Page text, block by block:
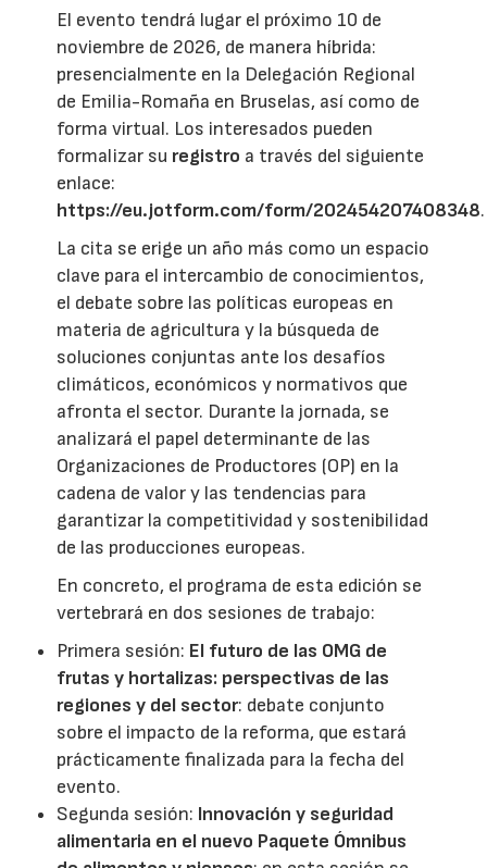
El evento tendrá lugar el próximo 10 de
noviembre de 2026, de manera híbrida:
presencialmente en la Delegación Regional
de Emilia-Romaña en Bruselas, así como de
forma virtual. Los interesados pueden
formalizar su registro a través del siguiente
enlace:
https://eu.jotform.com/form/202454207408348.
La cita se erige un año más como un espacio
clave para el intercambio de conocimientos,
el debate sobre las políticas europeas en
materia de agricultura y la búsqueda de
soluciones conjuntas ante los desafíos
climáticos, económicos y normativos que
afronta el sector. Durante la jornada, se
analizará el papel determinante de las
Organizaciones de Productores (OP) en la
cadena de valor y las tendencias para
garantizar la competitividad y sostenibilidad
de las producciones europeas.
En concreto, el programa de esta edición se
vertebrará en dos sesiones de trabajo:
Primera sesión: El futuro de las OMG de
frutas y hortalizas: perspectivas de las
regiones y del sector: debate conjunto
sobre el impacto de la reforma, que estará
prácticamente finalizada para la fecha del
evento.
Segunda sesión: Innovación y seguridad
alimentaria en el nuevo Paquete Ómnibus